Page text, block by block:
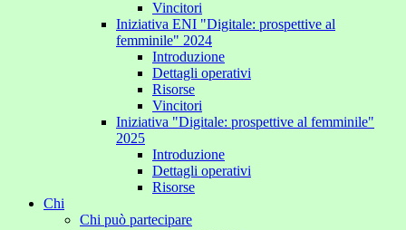
Vincitori
Iniziativa ENI "Digitale: prospettive al
femminile" 2024
Introduzione
Dettagli operativi
Risorse
Vincitori
Iniziativa "Digitale: prospettive al femminile"
2025
Introduzione
Dettagli operativi
Risorse
Chi
Chi può partecipare